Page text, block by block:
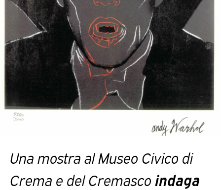
Una mostra al Museo Civico di
Crema e del Cremasco indaga